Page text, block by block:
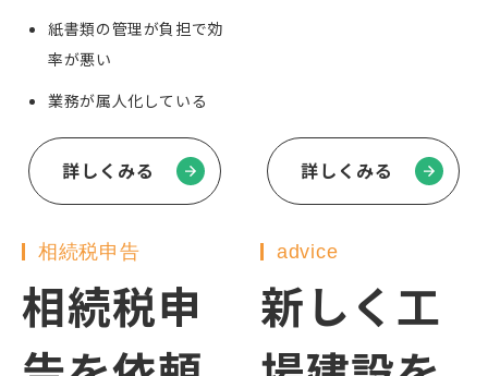
紙書類の管理が負担で効
率が悪い
業務が属人化している
詳しくみる 詳しくみる
相続税申告
相続税申
advice
新しく工